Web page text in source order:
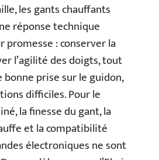
les gants chauffants
réponse technique
promesse : conserver la
l’agilité des doigts, tout
bonne prise sur le guidon,
difficiles. Pour le
la finesse du gant, la
et la compatibilité
électroniques ne sont